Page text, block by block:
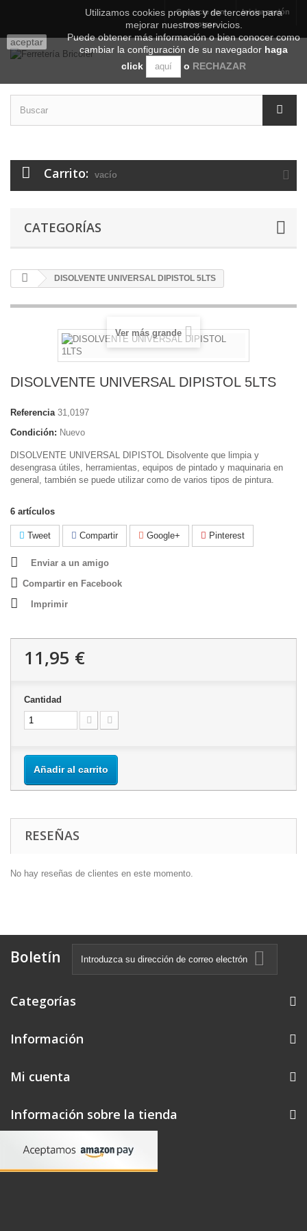
Iniciar sesión
Contacte con
nosotros
Carrito: vacío
CATEGORÍAS
DISOLVENTE UNIVERSAL DIPISTOL 5LTS
Ver más grande
DISOLVENTE UNIVERSAL DIPISTOL 5LTS
Referencia 31,0197
Condición: Nuevo
DISOLVENTE UNIVERSAL DIPISTOL Disolvente que limpia y
desengrasa útiles, herramientas, equipos de pintado y maquinaria en
general, también se puede utilizar como de varios tipos de pintura.
6 artículos
Tweet Compartir Google+ Pinterest
Enviar a un amigo
Compartir en Facebook
Imprimir
11,95 €
Cantidad
Añadir al carrito
RESEÑAS
No hay reseñas de clientes en este momento.
Boletín
Categorías
Información
Mi cuenta
Información sobre la tienda
aceptar
Utilizamos cookies propias y de terceros para
mejorar nuestros servicios.
Puede obtener más información o bien conocer como
cambiar la configuración de su navegador haga
click
aquí o RECHAZAR